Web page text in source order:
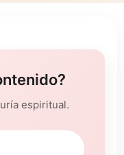
espiritual.